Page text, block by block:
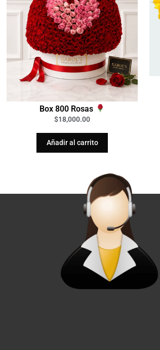
Box 800 Rosas
$18,000.00
Añadir al carrito